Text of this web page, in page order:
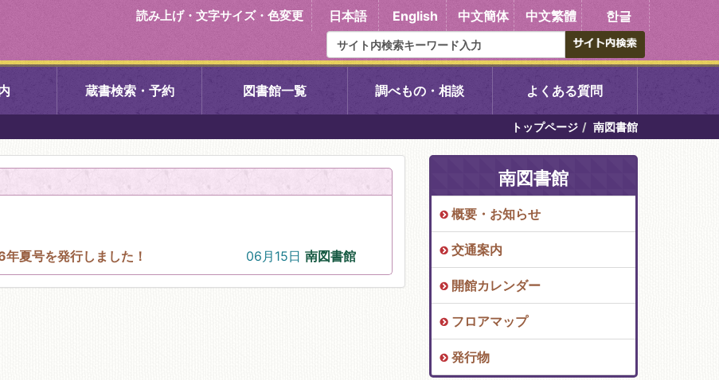
読み上げ・文字サイズ・色変更 日本語 English 中文簡体 中文繁體 한글
蔵書検索・予約 図書館一覧
右京中央図書館 伏見中央図書館 醍醐中央図書館
東山図書館
吉祥院図書館
センター図
西京図書館 洛西図書館 向島図書館
こどもみらい館子育て図
コミュニティプラザ深草
図書館
調べもの・相談 よくある質問
トップページ 南図書館
夏号を発行しました！ 06月15日 南図書館
南図書館
概要・お知らせ
交通案内
開館カレンダー
フロアマップ
発行物